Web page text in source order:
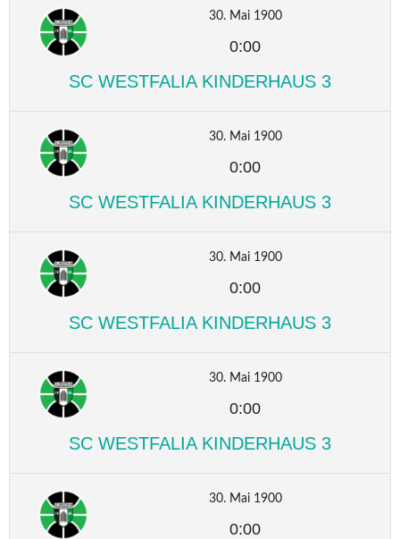
30. Mai 1900
0:00
SC WESTFALIA KINDERHAUS 3
30. Mai 1900
0:00
SC WESTFALIA KINDERHAUS 3
30. Mai 1900
0:00
SC WESTFALIA KINDERHAUS 3
30. Mai 1900
0:00
SC WESTFALIA KINDERHAUS 3
30. Mai 1900
0:00